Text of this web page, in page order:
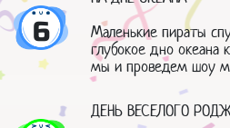
6
Маленькие пираты
глубокое дно океана
мы и проведем шоу
ДЕНЬ ВЕСЕЛОГО